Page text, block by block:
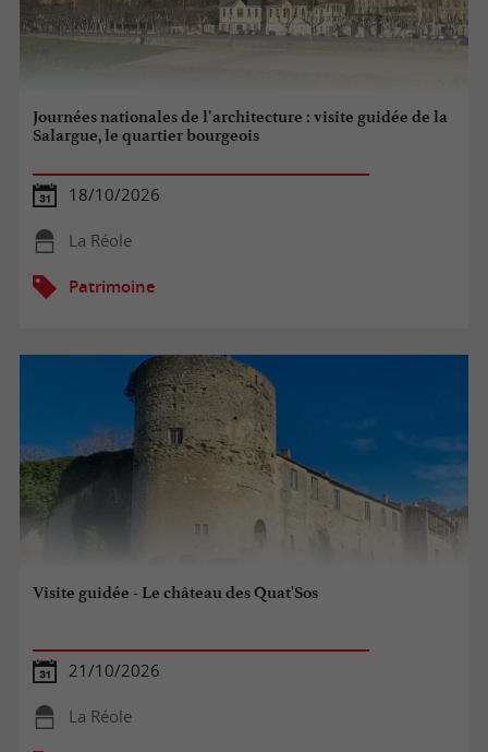
Journées nationales de l’architecture : visite guidée de la
Salargue, le quartier bourgeois
18/10/2026
La Réole
Patrimoine
Visite guidée - Le château des Quat'Sos
21/10/2026
La Réole